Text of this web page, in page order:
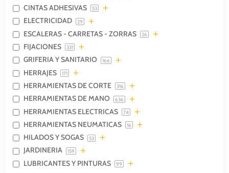
CINTAS ADHESIVAS 53
ELECTRICIDAD 29
ESCALERAS - CARRETAS - ZORRAS 26
FIJACIONES 331
GRIFERIA Y SANITARIO 166
HERRAJES 171
HERRAMIENTAS DE CORTE 316
HERRAMIENTAS DE MANO 636
HERRAMIENTAS ELECTRICAS 74
HERRAMIENTAS NEUMATICAS 16
HILADOS Y SOGAS 53
JARDINERIA 159
LUBRICANTES Y PINTURAS 99